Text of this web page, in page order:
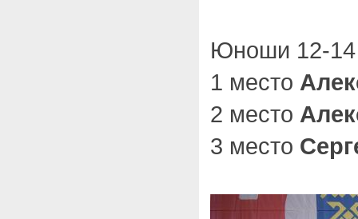
Юноши 12-14
1 место
2 место
3 место